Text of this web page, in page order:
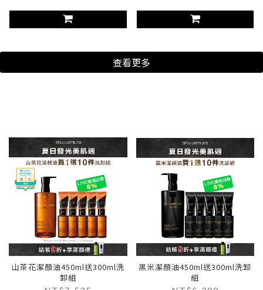
查看更多
山茶花潔顏油450ml送300ml洗
卸組
黑米潔顏油450ml送300ml洗卸
組